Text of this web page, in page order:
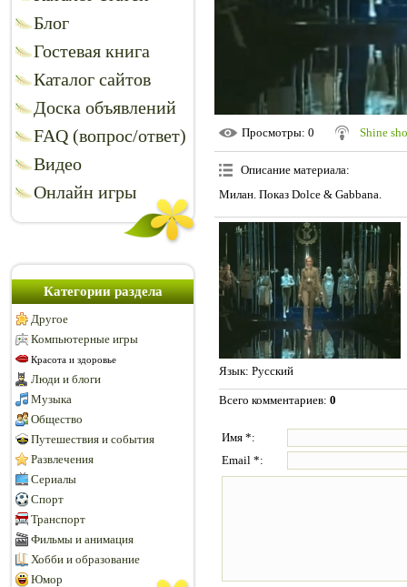
Блог
Гостевая книга
Каталог сайтов
Доска объявлений
FAQ (вопрос/ответ)
Видео
Онлайн игры
Категории раздела
Другое
Компьютерные игры
Красота и здоровье
Люди и блоги
Музыка
Общество
Путешествия и события
Развлечения
Сериалы
Спорт
Транспорт
Фильмы и анимация
Хобби и образование
Юмор
Просмотры: 0 Shine
Описание материала:
Милан. Показ Dolce & Gabbana.
Язык: Русский
Всего комментариев: 0
Имя *:
Email *: